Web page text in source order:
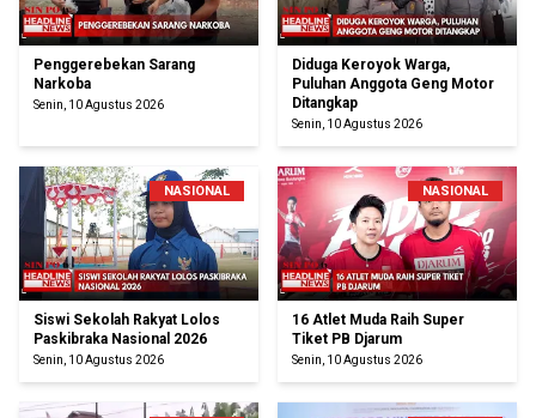
Penggerebekan Sarang
Narkoba
Senin, 10 Agustus 2026
Diduga Keroyok Warga,
Puluhan Anggota Geng Motor
Ditangkap
Senin, 10 Agustus 2026
NASIONAL
Siswi Sekolah Rakyat Lolos
Paskibraka Nasional 2026
Senin, 10 Agustus 2026
NASIONAL
16 Atlet Muda Raih Super
Tiket PB Djarum
Senin, 10 Agustus 2026